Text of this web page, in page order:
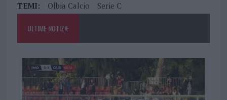
TEMI: Olbia Calcio Serie C
ULTIME NOTIZIE